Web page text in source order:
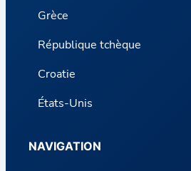
Grèce
République tchèque
Croatie
États-Unis
NAVIGATION